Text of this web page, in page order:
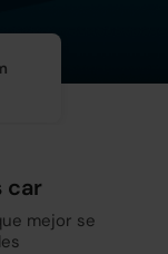
y
car
mejor se